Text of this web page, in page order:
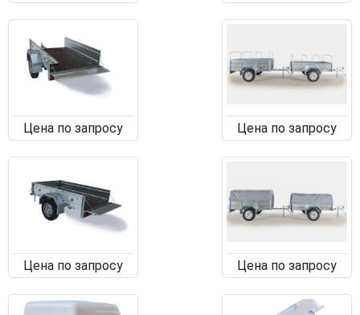
Цена по запросу Цена по запросу
Цена по запросу Цена по запросу